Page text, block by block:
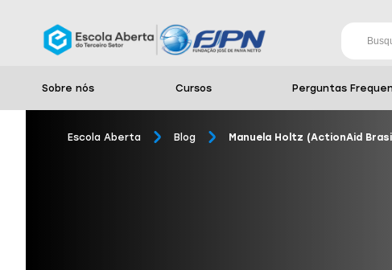
Sobre nós Cursos Perguntas
Escola Aberta Blog Manuela Holtz (ActionAid